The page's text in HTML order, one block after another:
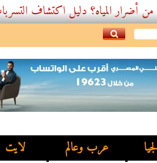
دليل اكتشاف التسربات وأفضل...
عرب وعالم لايت